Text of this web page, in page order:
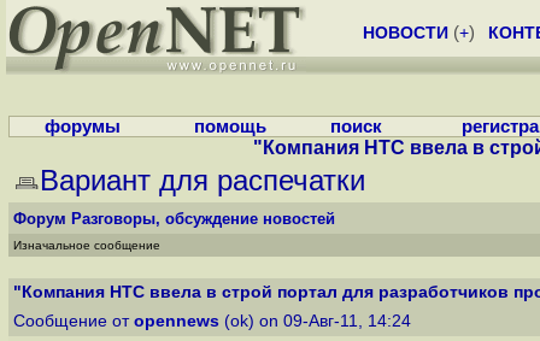
НОВОСТИ (+)
форумы помощь поиск
"Компания HTC ввела в
Вариант для распечатки
Форум Разговоры, обсуждение новостей
Изначальное сообщение
"Компания HTC ввела в строй портал для разработчиков
Сообщение от opennews (ok) on 09-Авг-11, 14:24